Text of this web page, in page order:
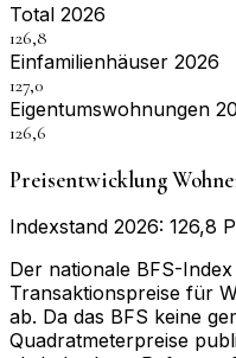
Total 2026
126,8
Einfamilienhäuser 2026
127,0
Eigentumswohnungen
126,6
Preisentwicklung
Indexstand 2026: 126,8
Der nationale BFS-
Transaktionspreise für
ab. Da das BFS keine
Quadratmeterpreise